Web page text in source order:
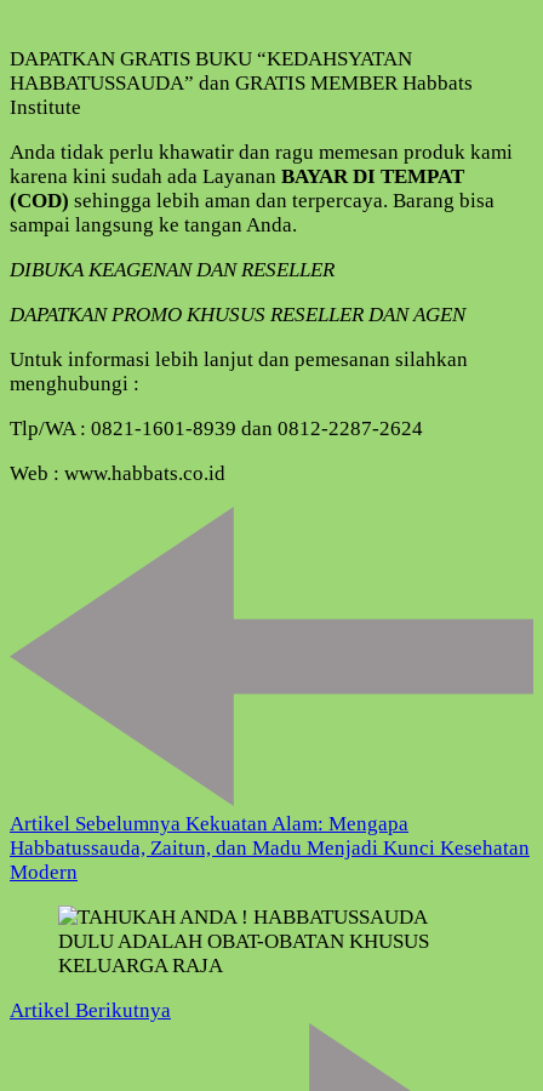
DAPATKAN GRATIS BUKU “KEDAHSYATAN
HABBATUSSAUDA” dan GRATIS MEMBER Habbats
Institute
Anda tidak perlu khawatir dan ragu memesan produk kami
karena kini sudah ada Layanan BAYAR DI TEMPAT
(COD) sehingga lebih aman dan terpercaya. Barang bisa
sampai langsung ke tangan Anda.
DIBUKA KEAGENAN DAN RESELLER
DAPATKAN PROMO KHUSUS RESELLER DAN AGEN
Untuk informasi lebih lanjut dan pemesanan silahkan
menghubungi :
Tlp/WA : 0821-1601-8939 dan 0812-2287-2624
Web : www.habbats.co.id
Artikel Sebelumnya Kekuatan Alam: Mengapa
Habbatussauda, Zaitun, dan Madu Menjadi Kunci Kesehatan
Modern
Artikel Berikutnya